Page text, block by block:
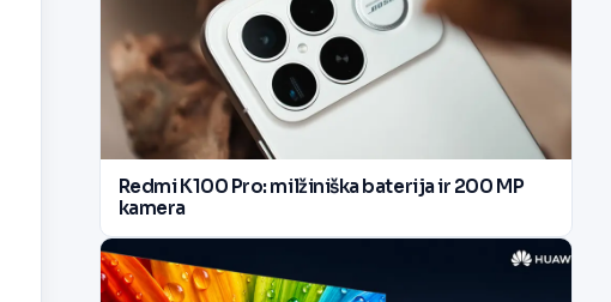
Redmi K100 Pro: milžiniška baterija ir 200 MP
kamera